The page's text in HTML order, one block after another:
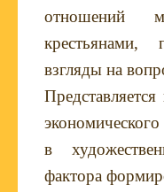
отношений
крестьянами,
взгляды на
в
фактора